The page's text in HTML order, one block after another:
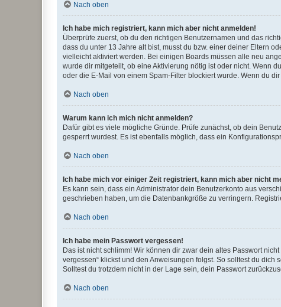
Nach oben
Ich habe mich registriert, kann mich aber nicht anmelden!
Überprüfe zuerst, ob du den richtigen Benutzernamen und das
dass du unter 13 Jahre alt bist, musst du bzw. einer deiner Eltern
vielleicht aktiviert werden. Bei einigen Boards müssen alle neu
wurde dir mitgeteilt, ob eine Aktivierung nötig ist oder nicht. Wenn
oder die E-Mail von einem Spam-Filter blockiert wurde. Wenn du
Nach oben
Warum kann ich mich nicht anmelden?
Dafür gibt es viele mögliche Gründe. Prüfe zunächst, ob dein
gesperrt wurdest. Es ist ebenfalls möglich, dass ein
Nach oben
Ich habe mich vor einiger Zeit registriert, kann mich aber nicht
Es kann sein, dass ein Administrator dein Benutzerkonto aus
geschrieben haben, um die Datenbankgröße zu verringern.
Nach oben
Ich habe mein Passwort vergessen!
Das ist nicht schlimm! Wir können dir zwar dein altes Passwort
vergessen“ klickst und den Anweisungen folgst. So solltest du dich
Solltest du trotzdem nicht in der Lage sein, dein Passwort
Nach oben